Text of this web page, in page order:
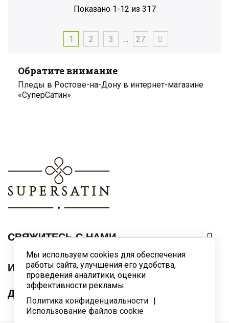
Показано 1-12 из 317
1 2 3 … 27
Обратите внимание
Пледы в Ростове-на-Дону в интернет-магазине
«СуперСатин»
СВЯЖИТЕСЬ С НАМИ 
ИНФОРМАЦИЯ
ДОПОЛНИТЕЛЬНО
Мы используем cookies для обеспечения
работы сайта, улучшения его удобства,
проведения аналитики, оценки
эффективности рекламы.
Политика конфиденциальности |
Использование файлов cookie